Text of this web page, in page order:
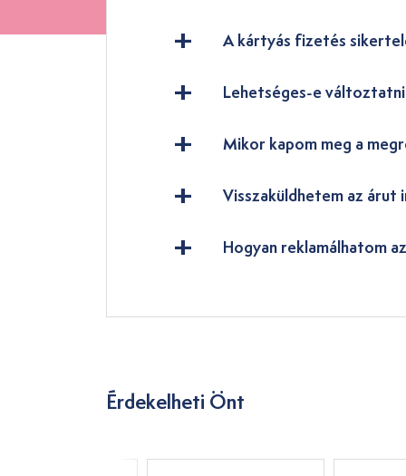
A kártyás fizetés
Lehetséges-e változtatni
Mikor kapom meg a
Visszaküldhetem az árut
Hogyan reklamálhatom
Érdekelheti Önt